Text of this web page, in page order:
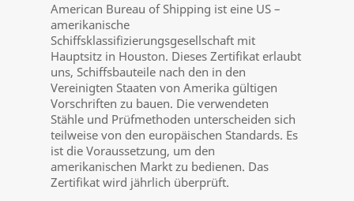
American Bureau of Shipping ist eine US –
amerikanische
Schiffsklassifizierungsgesellschaft mit
Hauptsitz in Houston. Dieses Zertifikat erlaubt
uns, Schiffsbauteile nach den in den
Vereinigten Staaten von Amerika gültigen
Vorschriften zu bauen. Die verwendeten
Stähle und Prüfmethoden unterscheiden sich
teilweise von den europäischen Standards. Es
ist die Voraussetzung, um den
amerikanischen Markt zu bedienen. Das
Zertifikat wird jährlich überprüft.